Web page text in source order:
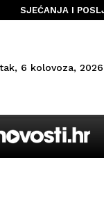
SJEĆANJA I
6 kolovoza, 2026